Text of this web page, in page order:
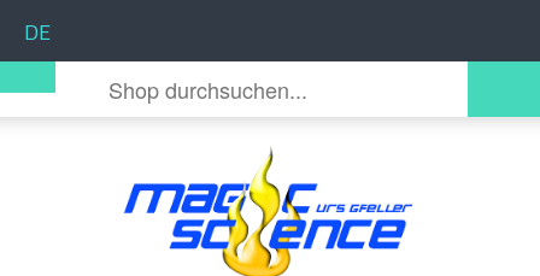
Sprache auswählen
DE